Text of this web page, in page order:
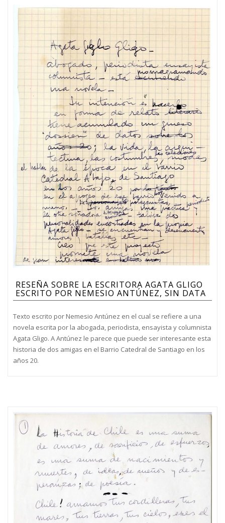
RESEÑA SOBRE LA ESCRITORA AGATA GLIGO
ESCRITO POR NEMESIO ANTÚNEZ, SIN DATA
Texto escrito por Nemesio Antúnez en el cual se refiere a una
novela escrita por la abogada, periodista, ensayista y columnista
Agata Gligo. A Antúnez le parece que puede ser interesante esta
historia de dos amigas en el Barrio Catedral de Santiago en los
años 20.